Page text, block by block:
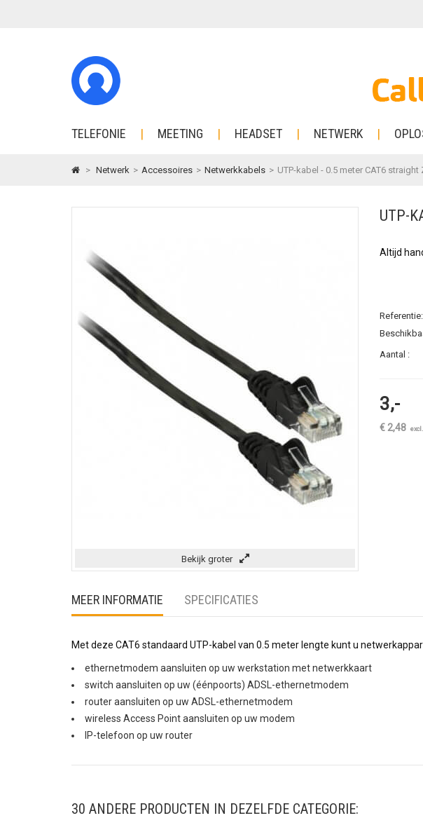
TELEFONIE MEETING HEADSET NETWERK
> Netwerk > Accessoires > Netwerkkabels > UTP-kabel - 0.5 meter CAT6 straight
Bekijk groter
UTP-
Altijd
Referentie:
Aantal :
3,-
€ 2,48
MEER INFORMATIE SPECIFICATIES
Met deze CAT6 standaard UTP-kabel van 0.5 meter lengte kunt u
ethernetmodem aansluiten op uw werkstation met netwerkkaart
switch aansluiten op uw (éénpoorts) ADSL-ethernetmodem
router aansluiten op uw ADSL-ethernetmodem
wireless Access Point aansluiten op uw modem
IP-telefoon op uw router
30 ANDERE PRODUCTEN IN DEZELFDE CATEGORIE: